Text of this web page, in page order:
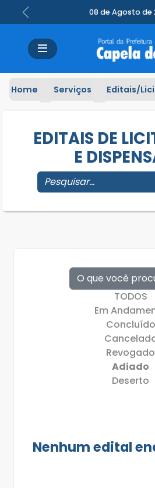
08 de Agosto de
Previous
Home Serviços Editais/
EDITAIS DE
E
O que você
TODOS
Em
Concluído
Revogado
Adiado
Deserto
Nenhum edital